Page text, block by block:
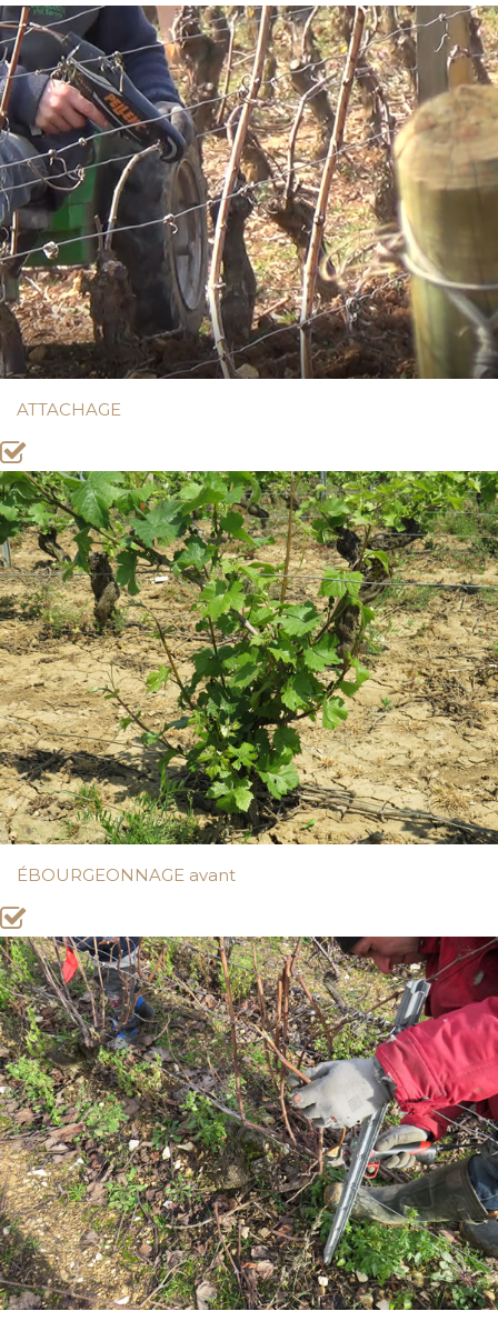
ATTACHAGE
ÉBOURGEONNAGE avant